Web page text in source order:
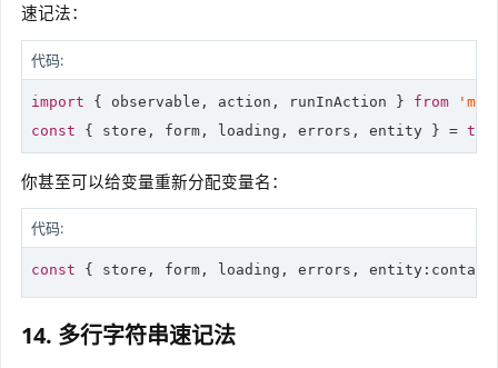
速记法：
代码:
import { observable, action, runInAction } from
const { store, form, loading, errors, entity } =
你甚至可以给变量重新分配变量名：
代码:
const { store, form, loading, errors,
14. 多行字符串速记法